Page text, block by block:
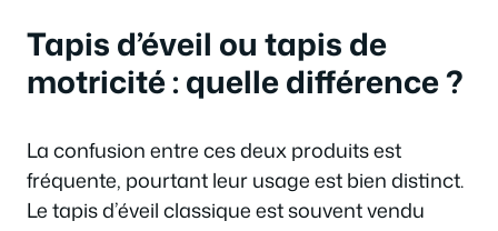
Tapis d’éveil ou tapis de
motricité : quelle différence ?
La confusion entre ces deux produits est
fréquente, pourtant leur usage est bien distinct.
Le tapis d’éveil classique est souvent vendu